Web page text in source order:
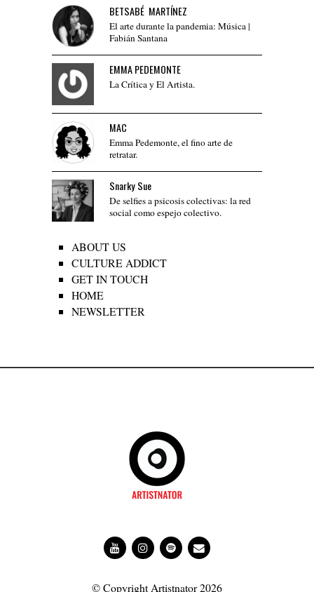
BETSABÉ MARTÍNEZ
El arte durante la pandemia: Música |
Fabián Santana
EMMA PEDEMONTE
La Crítica y El Artista.
MAC
Emma Pedemonte, el fino arte de
retratar.
Snarky Sue
De selfies a psicosis colectivas: la red
social como espejo colectivo.
ABOUT US
CULTURE ADDICT
GET IN TOUCH
HOME
NEWSLETTER
© Copyright Artistnator 2026